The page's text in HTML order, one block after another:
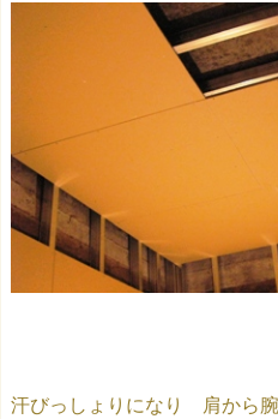
汗びっしょりになり 肩から